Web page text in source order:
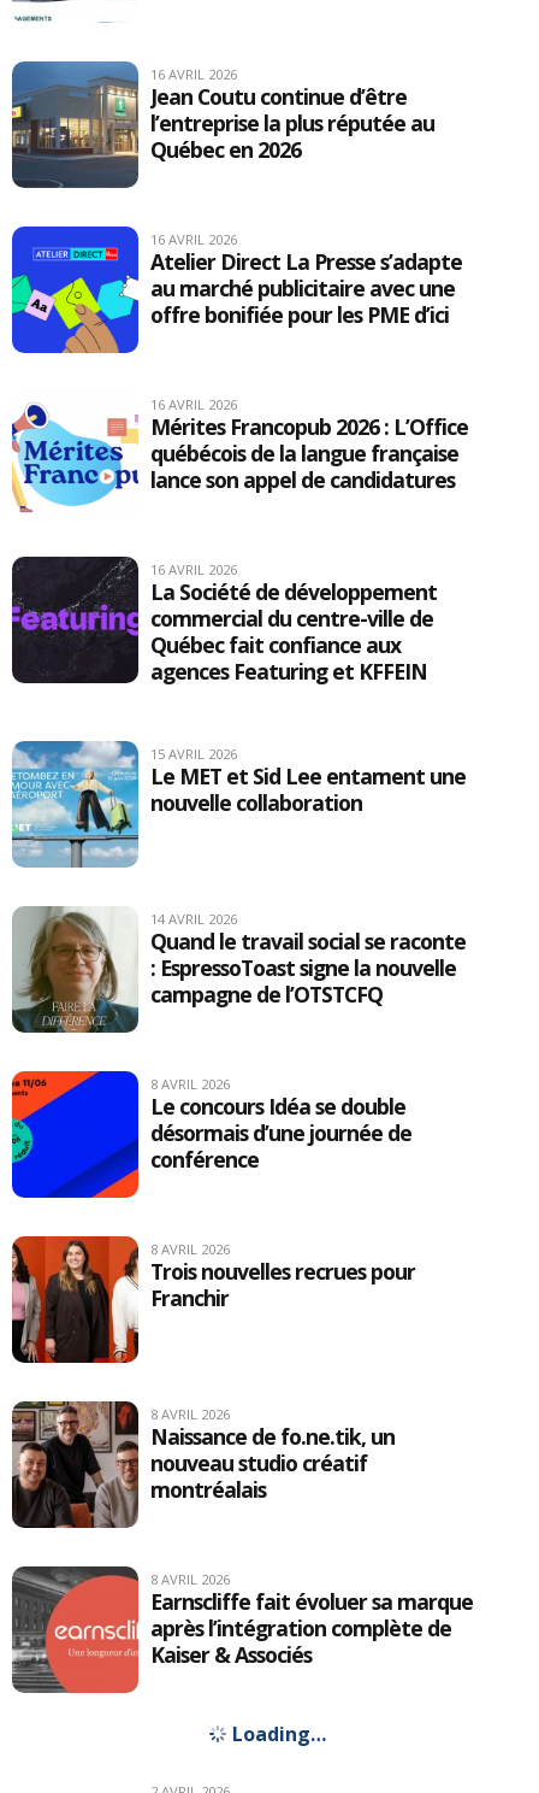
16 AVRIL 2026
Jean Coutu continue d’être
l’entreprise la plus réputée au
Québec en 2026
16 AVRIL 2026
Atelier Direct La Presse s’adapte
au marché publicitaire avec une
offre bonifiée pour les PME d’ici
16 AVRIL 2026
Mérites Francopub 2026 : L’Office
québécois de la langue française
lance son appel de candidatures
16 AVRIL 2026
La Société de développement
commercial du centre-ville de
Québec fait confiance aux
agences Featuring et KFFEIN
15 AVRIL 2026
Le MET et Sid Lee entament une
nouvelle collaboration
14 AVRIL 2026
Quand le travail social se raconte
: EspressoToast signe la nouvelle
campagne de l’OTSTCFQ
8 AVRIL 2026
Le concours Idéa se double
désormais d’une journée de
conférence
8 AVRIL 2026
Trois nouvelles recrues pour
Franchir
8 AVRIL 2026
Naissance de fo.ne.tik, un
nouveau studio créatif
montréalais
8 AVRIL 2026
Earnscliffe fait évoluer sa marque
après l’intégration complète de
Kaiser & Associés
2 AVRIL 2026